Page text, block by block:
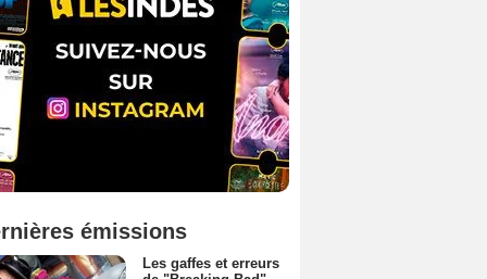
émissions
Les gaffes et erreurs